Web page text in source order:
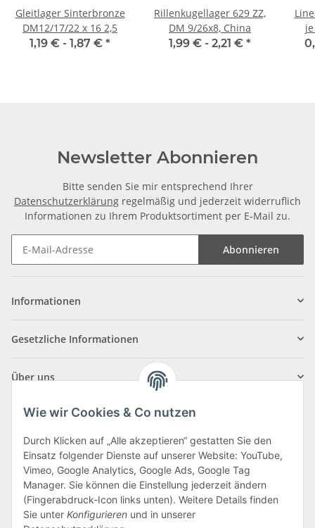
Gleitlager Sinterbronze
DM12/17/22 x 16 2,5
1,19 € - 1,87 € *
Rillenkugellager 629 ZZ,
DM 9/26x8, China
1,99 € - 2,21 € *
Newsletter Abonnieren
Bitte senden Sie mir entsprechend Ihrer
Datenschutzerklärung regelmäßig und jederzeit widerruflich
Informationen zu Ihrem Produktsortiment per E-Mail zu.
Abonnieren
Informationen
Gesetzliche Informationen
Über uns
Klagenfurter Straße 29
9556 Liebenfels
Montag bis Donnerstag: 8:00 bis 16:30 Uhr
Wie wir Cookies & Co nutzen
Durch Klicken auf „Alle akzeptieren“ gestatten Sie den
Einsatz folgender Dienste auf unserer Website: YouTube,
Vimeo, Google Analytics, Google Ads, Google Tag
Manager. Sie können die Einstellung jederzeit ändern
(Fingerabdruck-Icon links unten). Weitere Details finden
Sie unter Konfigurieren und in unserer